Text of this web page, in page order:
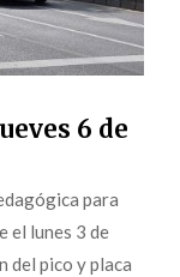
6 de
para
el lunes 3 de
del pico y placa